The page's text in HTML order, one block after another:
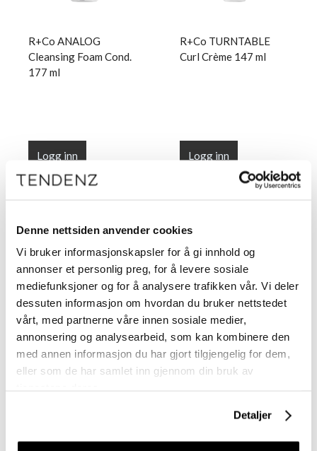
Denne nettsiden anvender cookies
Vi bruker informasjonskapsler for å gi innhold og
annonser et personlig preg, for å levere sosiale
mediefunksjoner og for å analysere trafikken vår. Vi deler
dessuten informasjon om hvordan du bruker nettstedet
vårt, med partnerne våre innen sosiale medier,
annonsering og analysearbeid, som kan kombinere den
med annen informasjon du har gjort tilgjengelig for dem,
eller som de har samlet inn gjennom din bruk av
Detaljer
R+Co ANALOG
Cleansing Foam Cond.
177 ml
Logg inn
R+Co TURNTABLE
Curl Crème 147 ml
Logg inn
R+Co RING TONE
Defining Gel Crème
177 ml